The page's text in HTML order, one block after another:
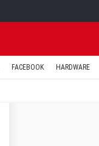
FACEBOOK HARDWARE